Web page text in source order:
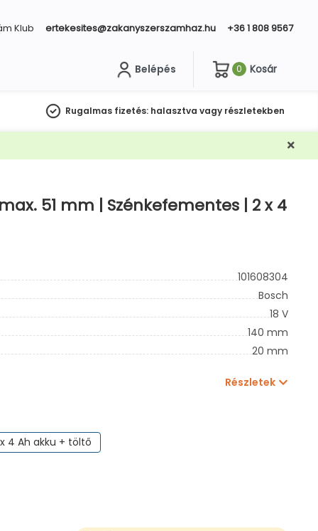
Klub ertekesites@zakanyszerszamhaz.hu +36 1 808 9567
Belépés 0 Kosár
Rugalmas fizetés: halasztva vagy részletekben
51 mm | Szénkefementes | 2 x 4
101608304
Bosch
18 V
140 mm
20 mm
Részletek
4 Ah akku + töltő